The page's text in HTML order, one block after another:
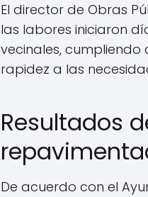
El director de Obras
las labores iniciaron
vecinales,
rapidez a las
Resultados
De acuerdo con el